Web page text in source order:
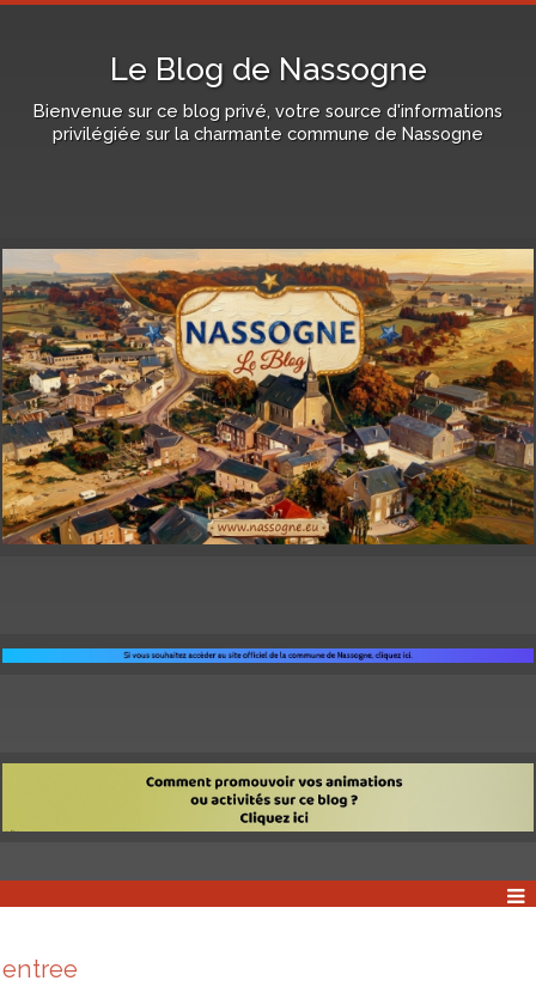
Le Blog de Nassogne
Bienvenue sur ce blog privé, votre source d'informations
privilégiée sur la charmante commune de Nassogne
entree